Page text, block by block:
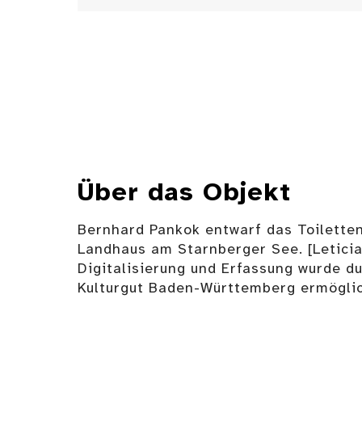
Über das Objekt
Bernhard Pankok entwarf das
Landhaus am Starnberger See.
Digitalisierung und Erfassung wurde
Kulturgut Baden-Württemberg